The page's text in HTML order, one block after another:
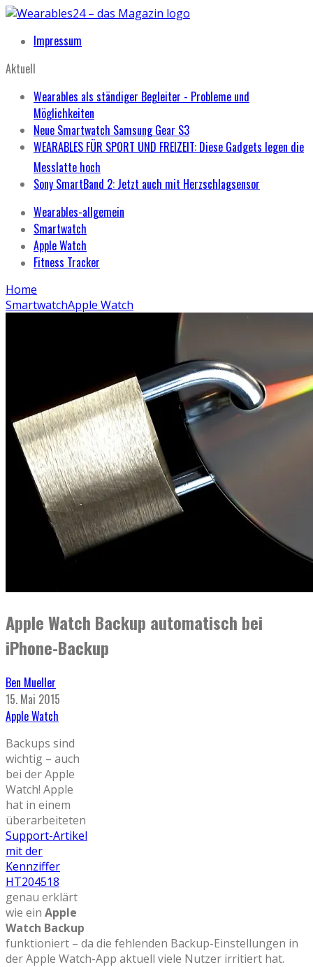
Impressum
Aktuell
Wearables als ständiger Begleiter - Probleme und
Möglichkeiten
Neue Smartwatch Samsung Gear S3
WEARABLES FÜR SPORT UND FREIZEIT: Diese Gadgets legen die
Messlatte hoch
Sony SmartBand 2: Jetzt auch mit Herzschlagsensor
Wearables-allgemein
Smartwatch
Apple Watch
Fitness Tracker
Home
SmartwatchApple Watch
Apple Watch Backup automatisch bei
iPhone-Backup
Ben Mueller
15. Mai 2015
Apple Watch
Backups sind
wichtig – auch
bei der Apple
Watch! Apple
hat in einem
überarbeiteten
Support-Artikel
mit der
Kennziffer
HT204518
genau erklärt
wie ein Apple
Watch Backup
funktioniert – da die fehlenden Backup-Einstellungen in
der Apple Watch-App aktuell viele Nutzer irritiert hat.